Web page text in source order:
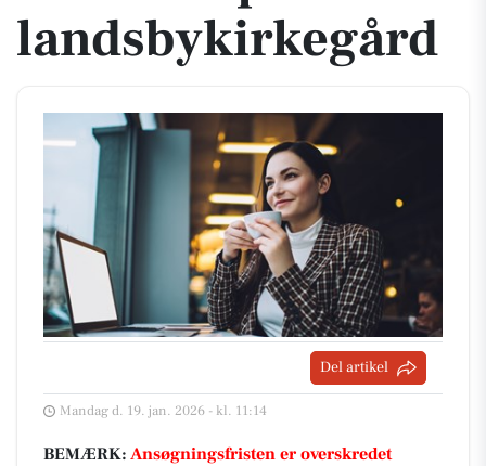
landsbykirkegård
Del artikel
Mandag d. 19. jan. 2026 - kl. 11:14
BEMÆRK: Ansøgningsfristen er overskredet